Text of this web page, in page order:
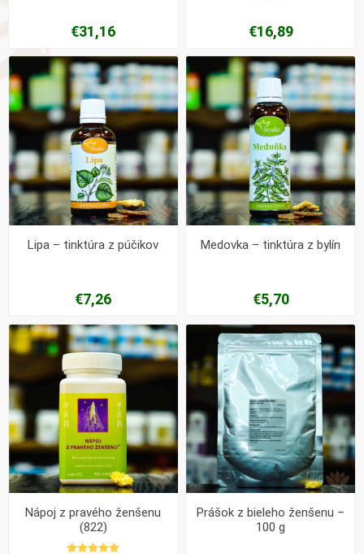
€31,16 €16,89
Lipa – tinktúra z púčikov
€7,26
Medovka – tinktúra z bylín
€5,70
Nápoj z pravého ženšenu
(822)
Prášok z bieleho ženšenu –
100 g